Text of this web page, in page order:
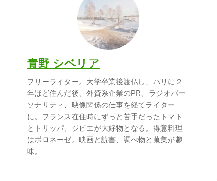
青野 シベリア
フリーライター。大学卒業後渡仏し、パリに２
年ほど住んだ後、外資系企業のPR、ラジオパー
ソナリティ、映像関係の仕事を経てライター
に。フランス在住時にずっと苦手だったトマト
とトリッパ、ジビエが大好物となる。得意料理
はボロネーゼ。映画と読書、調べ物と蒐集が趣
味。